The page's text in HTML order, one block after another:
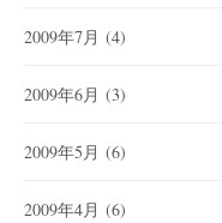
2009年7月 (4)
2009年6月 (3)
2009年5月 (6)
2009年4月 (6)